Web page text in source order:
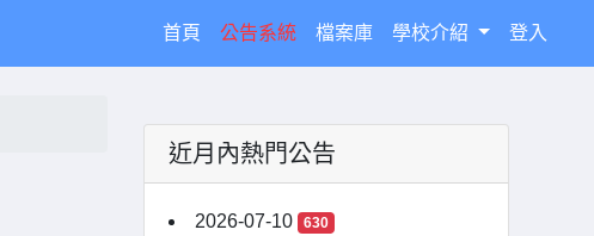
首頁 (current)
公告系統 檔案庫 學校介紹 登入
近月內熱門公告
2026-07-10 630